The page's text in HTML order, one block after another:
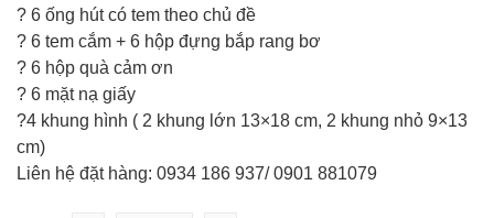
? 6 ống hút có tem theo chủ đề
? 6 tem cắm + 6 hộp đựng bắp rang bơ
? 6 hộp quà cảm ơn
? 6 mặt nạ giấy
?4 khung hình ( 2 khung lớn 13×18 cm, 2 khung nhỏ 9×13
cm)
Liên hệ đặt hàng: 0934 186 937/ 0901 881079